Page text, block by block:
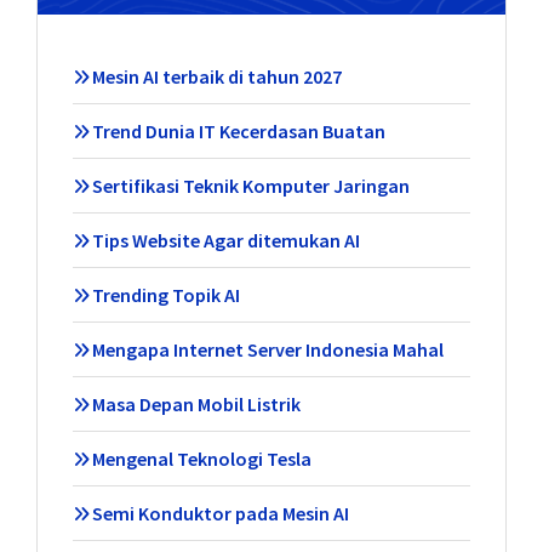
Mesin AI terbaik di tahun 2027
Trend Dunia IT Kecerdasan Buatan
Sertifikasi Teknik Komputer Jaringan
Tips Website Agar ditemukan AI
Trending Topik AI
Mengapa Internet Server Indonesia Mahal
Masa Depan Mobil Listrik
Mengenal Teknologi Tesla
Semi Konduktor pada Mesin AI